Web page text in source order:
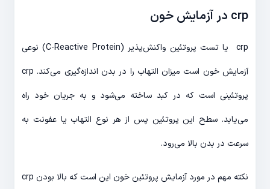
crp در آزمایش خون
crp یا تست پروتئین واکنش‌پذیر (C-Reactive Protein) نوعی
آزمایش خون است میزان التهاب را در بدن اندازه‌گیری می‌کند. crp
پروتئینی است که در کبد ساخته می‌شود و به جریان خود راه
می‌یابد. سطح این پروتئین پس از هر نوع التهاب یا عفونت به
سرعت در بدن بالا می‌رود.
نکته مهم در مورد آزمایش پروتئین خون این است که بالا بودن crp